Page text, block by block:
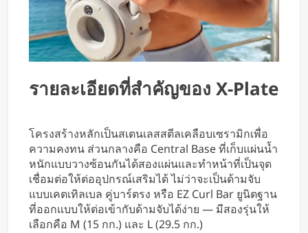
รายละเอียดที่สำคัญของ X-Plate
โครงสร้างหลักเป็นสเตนเลสสตีลเคลือบเซรามิกเพื่อ
ความคงทน ส่วนกลางคือ Central Base ที่เก็บแผ่นน้ำ
หนักแบบวางซ้อนกันได้สองแผ่นและทำหน้าที่เป็นจุด
เชื่อมต่อให้ต่ออุปกรณ์เสริมได้ ไม่ว่าจะเป็นด้ามจับ
แบบเคตเทิลเบล คู่บาร์ตรง หรือ EZ Curl Bar ยูนิตฐาน
ที่ออกแบบให้ต่อเข้ากับด้ามจับได้ง่าย — มีสองรุ่นให้
เลือกคือ M (15 กก.) และ L (29.5 กก.)